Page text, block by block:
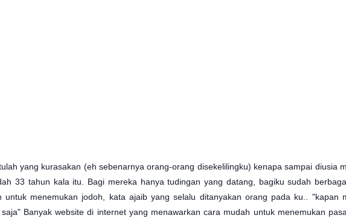
yang kurasakan (eh sebenarnya orang-orang disekelilingku) kenapa sampai diusia
33 tahun kala itu. Bagi mereka hanya tudingan yang datang, bagiku sudah
untuk menemukan jodoh, kata ajaib yang selalu ditanyakan orang pada ku.. "kapan
Banyak website di internet yang menawarkan cara mudah untuk menemukan